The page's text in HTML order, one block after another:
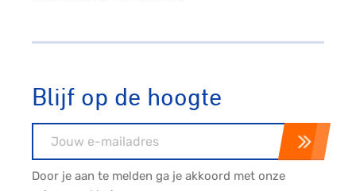
Blijf op de hoogte
Door je aan te melden ga je akkoord met onze